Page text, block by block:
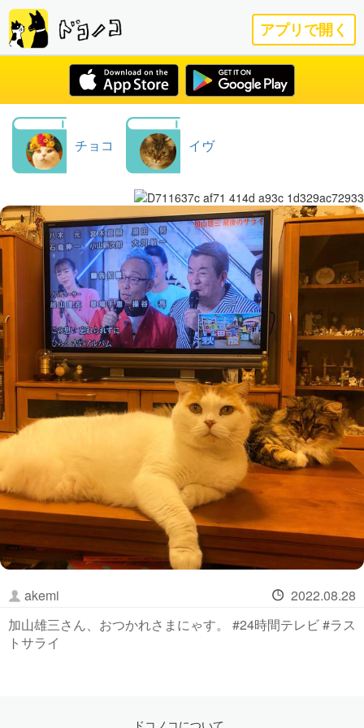
アプリで開く
チョコ イヴ
akemi
2022.08.28
加山雄三さん、おつかれさまにゃす。 #24時間テレビ #ラス
トサライ